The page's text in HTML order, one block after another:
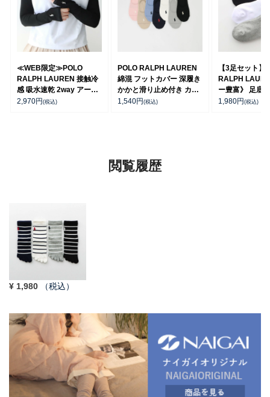
≪WEB限定≫POLO
RALPH LAUREN 接触冷
感 吸水速乾 2way アーム
カバー ＆ レッグウォーマ
2,970円 (税込)
POLO RALPH LAUREN
綿混 フットカバー 深履き
かかと滑り止め付き カバ
ーソックス レディース
1,540円(税込)
【3足セット】
RALPH
ー豊富》 足底
チサポート ワ
1,980円(税込)
閲覧履歴
¥ 1,980 （税込）